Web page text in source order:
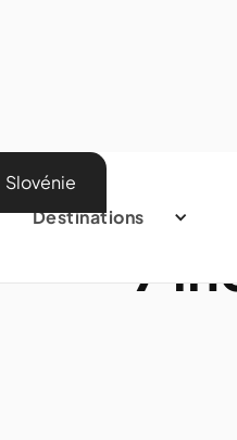
Destinations
Slovénie
7